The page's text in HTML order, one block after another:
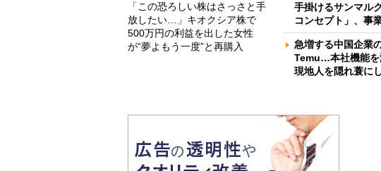
「この恐ろしい株はさっさと手
放したい…」キオクシア株で
500万円の利益を出した女性
が“夢よもう一度”と再購入
手掛けるサンマル
コンセプト」、事
急増する中国企業
Temu…本社機能を
現地人を隠れ蓑に